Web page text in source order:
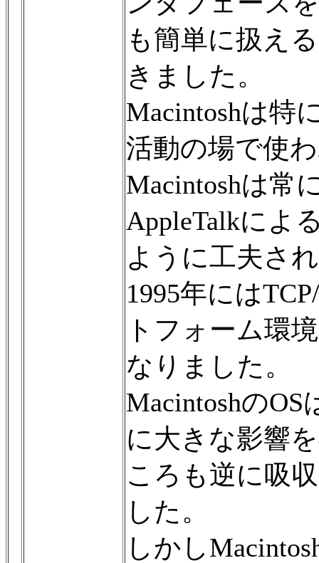
も簡単に扱え
きました。
Macintoshは特
活動の場で使
Macintoshは常
AppleTalkによ
ように工夫さ
1995年には
トフォーム環
なりました。
Macintoshの
に大きな影響
ころも逆に吸
した。
しかし